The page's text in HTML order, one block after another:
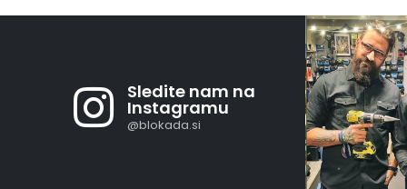
Sledite nam na
Instagramu
@blokada.si